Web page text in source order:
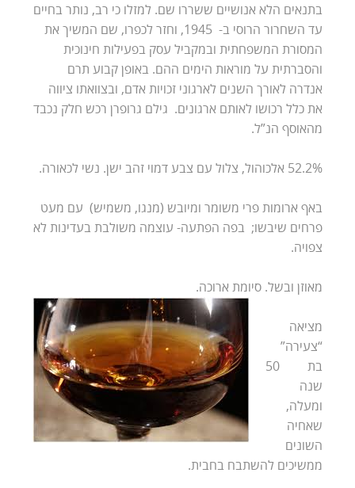
בתנאים הלא אנושיים ששררו שם. למזלו כי רב, נותר בחיים
עד השחרור הרוסי ב- 1945, וחזר לכפרו, שם המשיך את
המסורת המשפחתית ובמקביל עסק בפעילות חינוכית
והסברתית על מוראות הימים ההם. באופן קבוע תרם
אנדרה לאורך השנים לארגוני זכויות אדם, ובצוואתו ציווה
את כלל רכושו לאותם ארגונים. גילם גרופרן רכש חלק נכבד
מהאוסף הנ”ל.
52.2% אלכוהול, צלול עם צבע דמוי זהב ישן. נשי לכאורה.
באף ארומות פרי משומר ומיובש (מנגו, משמיש) עם מעט
פרחים שיבשו; בפה הפתעה- עוצמה משולבת בעדינות לא
צפויה.
מאוזן ובשל. סיומת ארוכה.
מציאה
“צעירה”
בת 50
שנה
ומעלה,
שאחיה
השונים
ממשיכים להשתבח בחבית.